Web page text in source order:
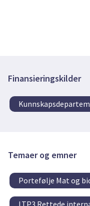
Finansieringskilder
Temaer og emner
Portefølje Mat og
LTP3 Rettede